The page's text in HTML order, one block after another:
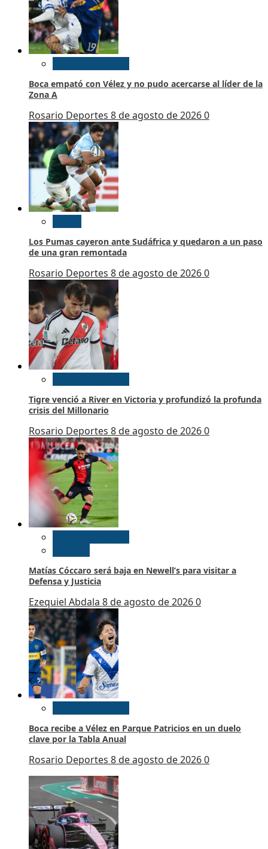
Boca empató con Vélez y no pudo acercarse al líder de la
Zona A
Rosario Deportes 8 de agosto de 20260
Los Pumas cayeron ante Sudáfrica y quedaron a un paso
de una gran remontada
Rosario Deportes 8 de agosto de 20260
Tigre venció a River en Victoria y profundizó la profunda
crisis del Millonario
Rosario Deportes 8 de agosto de 20260
Matías Cóccaro será baja en Newell’s para visitar a
Defensa y Justicia
Ezequiel Abdala 8 de agosto de 20260
Boca recibe a Vélez en Parque Patricios en un duelo
clave por la Tabla Anual
Rosario Deportes 8 de agosto de 20260